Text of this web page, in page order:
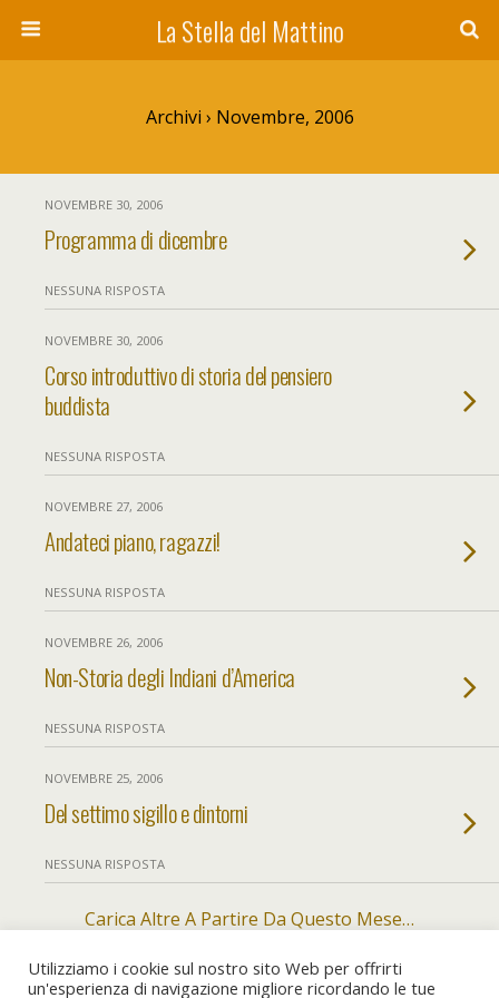
La Stella del Mattino
Archivi › Novembre, 2006
NOVEMBRE 30, 2006
Programma di dicembre
NESSUNA RISPOSTA
NOVEMBRE 30, 2006
Corso introduttivo di storia del pensiero
buddista
NESSUNA RISPOSTA
NOVEMBRE 27, 2006
Andateci piano, ragazzi!
NESSUNA RISPOSTA
NOVEMBRE 26, 2006
Non-Storia degli Indiani d’America
NESSUNA RISPOSTA
NOVEMBRE 25, 2006
Del settimo sigillo e dintorni
NESSUNA RISPOSTA
Carica Altre A Partire Da Questo Mese…
Utilizziamo i cookie sul nostro sito Web per offrirti
un'esperienza di navigazione migliore ricordando le tue